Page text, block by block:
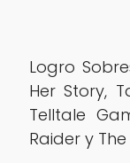
Logro
Her Story,
Telltale
Raider y